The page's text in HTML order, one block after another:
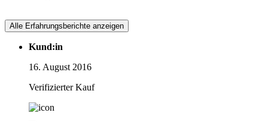
Alle Erfahrungsberichte anzeigen
Kund:in
16. August 2016
Verifizierter Kauf